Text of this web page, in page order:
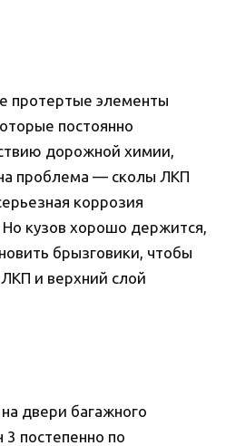
протертые элементы
постоянно
дорожной химии,
проблема — сколы ЛКП
коррозия
кузов хорошо держится,
брызговики, чтобы
и верхний слой
двери багажного
постепенно по